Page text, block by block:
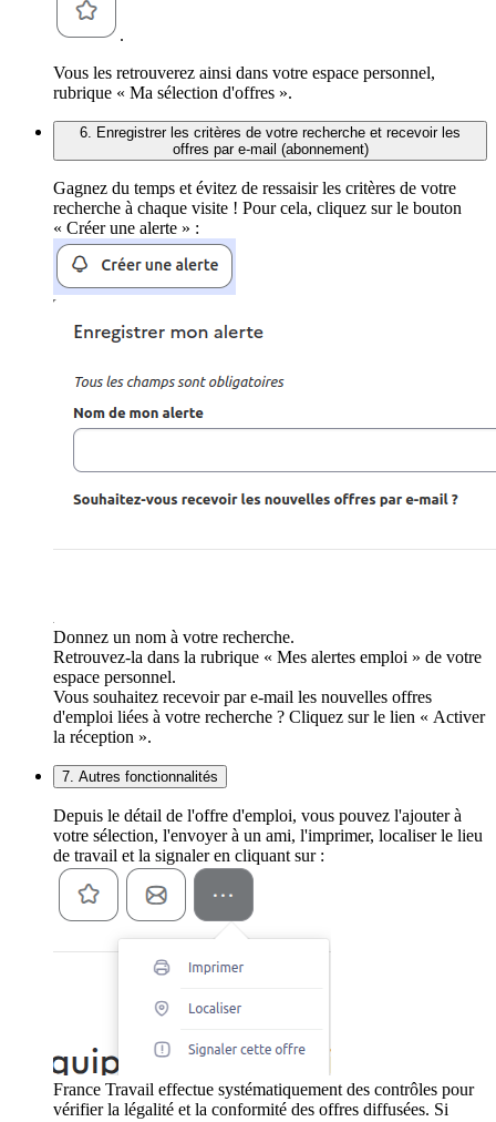
.
Vous les retrouverez ainsi dans votre espace personnel,
rubrique « Ma sélection d'offres ».
6. Enregistrer les critères de votre recherche et recevoir les
offres par e-mail (abonnement)
Gagnez du temps et évitez de ressaisir les critères de votre
recherche à chaque visite ! Pour cela, cliquez sur le bouton
« Créer une alerte » :
Donnez un nom à votre recherche.
Retrouvez-la dans la rubrique « Mes alertes emploi » de votre
espace personnel.
Vous souhaitez recevoir par e-mail les nouvelles offres
d'emploi liées à votre recherche ? Cliquez sur le lien « Activer
la réception ».
7. Autres fonctionnalités
Depuis le détail de l'offre d'emploi, vous pouvez l'ajouter à
votre sélection, l'envoyer à un ami, l'imprimer, localiser le lieu
de travail et la signaler en cliquant sur :
France Travail effectue systématiquement des contrôles pour
vérifier la légalité et la conformité des offres diffusées. Si